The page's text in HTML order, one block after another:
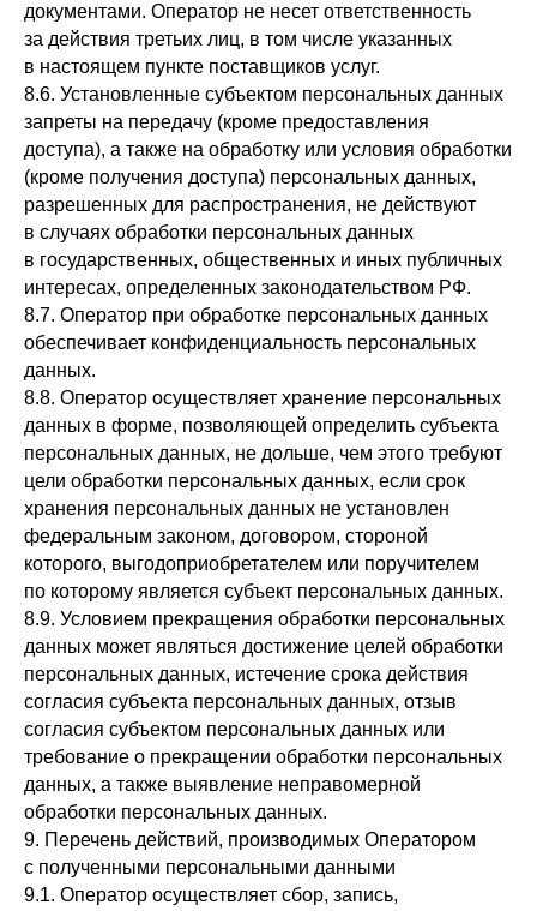
документами. Оператор не несет ответственность
за действия третьих лиц, в том числе указанных
в настоящем пункте поставщиков услуг.
8.6. Установленные субъектом персональных данных
запреты на передачу (кроме предоставления
доступа), а также на обработку или условия обработки
(кроме получения доступа) персональных данных,
разрешенных для распространения, не действуют
в случаях обработки персональных данных
в государственных, общественных и иных публичных
интересах, определенных законодательством РФ.
8.7. Оператор при обработке персональных данных
обеспечивает конфиденциальность персональных
данных.
8.8. Оператор осуществляет хранение персональных
данных в форме, позволяющей определить субъекта
персональных данных, не дольше, чем этого требуют
цели обработки персональных данных, если срок
хранения персональных данных не установлен
федеральным законом, договором, стороной
которого, выгодоприобретателем или поручителем
по которому является субъект персональных данных.
8.9. Условием прекращения обработки персональных
данных может являться достижение целей обработки
персональных данных, истечение срока действия
согласия субъекта персональных данных, отзыв
согласия субъектом персональных данных или
требование о прекращении обработки персональных
данных, а также выявление неправомерной
обработки персональных данных.
9. Перечень действий, производимых Оператором
с полученными персональными данными
9.1. Оператор осуществляет сбор, запись,